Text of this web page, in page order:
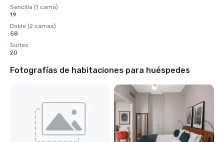
Sencilla (1 cama)
19
Doble (2 camas)
58
Suites
20
Fotografías de habitaciones para huéspedes